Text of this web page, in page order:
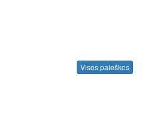
Visos paieškos